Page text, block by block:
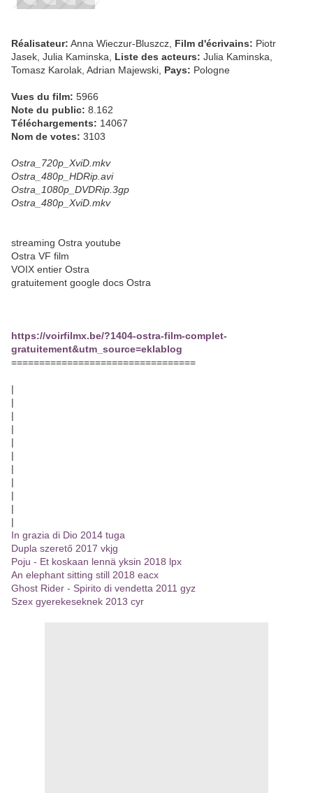
Réalisateur: Anna Wieczur-Bluszcz, Film d'écrivains: Piotr
Jasek, Julia Kaminska, Liste des acteurs: Julia Kaminska,
Tomasz Karolak, Adrian Majewski, Pays: Pologne
Vues du film: 5966
Note du public: 8.162
Téléchargements: 14067
Nom de votes: 3103
Ostra_720p_XviD.mkv
Ostra_480p_HDRip.avi
Ostra_1080p_DVDRip.3gp
Ostra_480p_XviD.mkv
streaming Ostra youtube
Ostra VF film
VOIX entier Ostra
gratuitement google docs Ostra
https://voirfilmx.be/?1404-ostra-film-complet-
gratuitement&utm_source=eklablog
=================================
|
|
|
|
|
|
|
|
|
|
|
In grazia di Dio 2014 tuga
Dupla szerető 2017 vkjg
Poju - Et koskaan lennä yksin 2018 lpx
An elephant sitting still 2018 eacx
Ghost Rider - Spirito di vendetta 2011 gyz
Szex gyerekeseknek 2013 cyr